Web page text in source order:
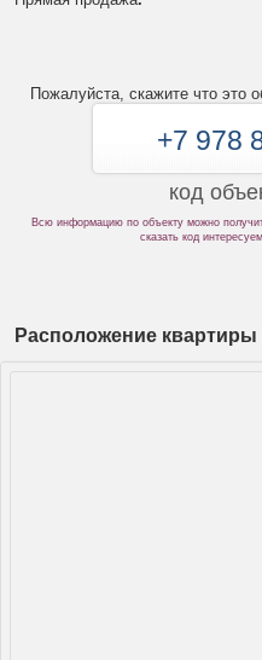
Пожалуйста, скажите что это
+7 978
код
Всю информацию по объекту можно
сказать код
Расположение квартиры